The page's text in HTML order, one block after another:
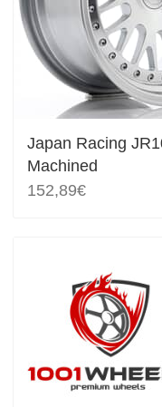
Japan Racing
Machined
152,89€